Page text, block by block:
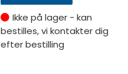
Ikke på lager - kan
bestilles, vi kontakter dig
efter bestilling